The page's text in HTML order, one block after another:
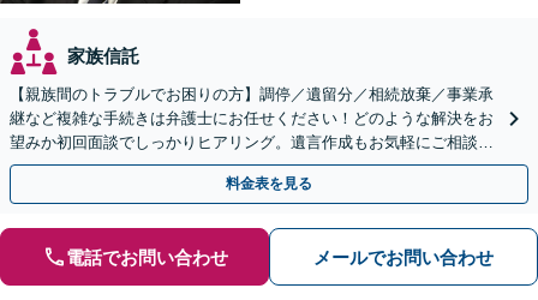
家族信託
【親族間のトラブルでお困りの方】調停／遺留分／相続放棄／事業承
継など複雑な手続きは弁護士にお任せください！どのような解決をお
望みか初回面談でしっかりヒアリング。遺言作成もお気軽にご相談く
ださい。
料金表を見る
電話でお問い合わせ メールでお問い合わせ